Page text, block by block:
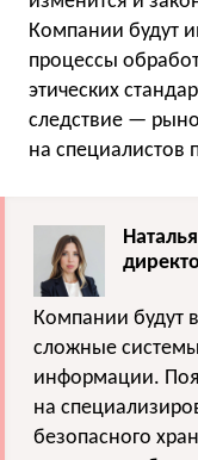
Компании будут
процессы
этических
следствие —
на специалистов
Компании будут
сложные
информации.
на
безопасного